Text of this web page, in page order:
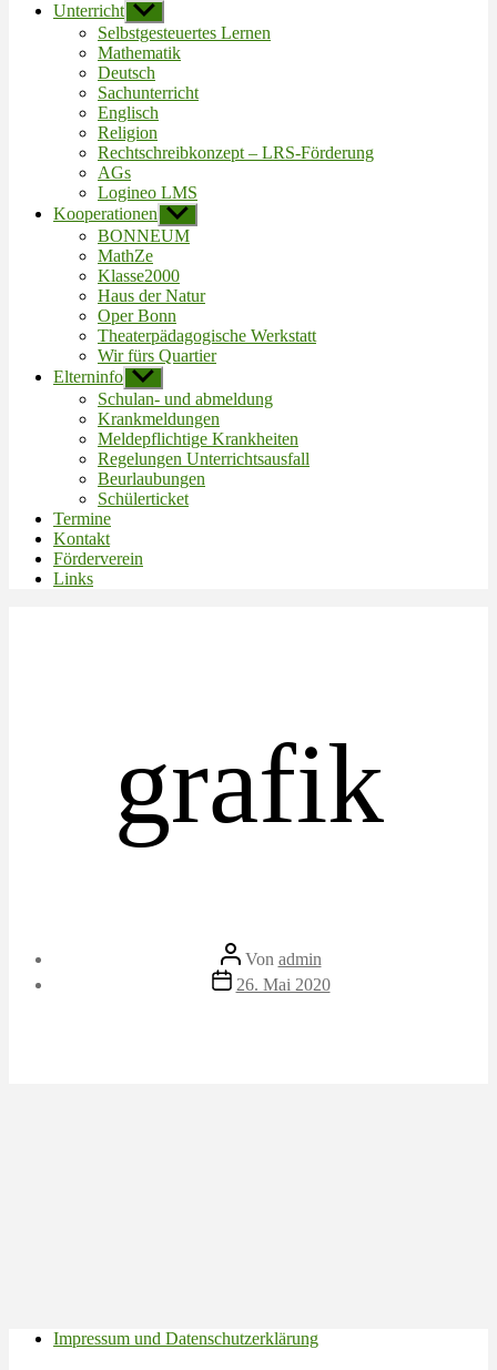
Unterricht Untermenü
anzeigen
Selbstgesteuertes Lernen
Mathematik
Deutsch
Sachunterricht
Englisch
Religion
Rechtschreibkonzept – LRS-Förderung
AGs
Logineo LMS
Kooperationen Untermenü
anzeigen
BONNEUM
MathZe
Klasse2000
Haus der Natur
Oper Bonn
Theaterpädagogische Werkstatt
Wir fürs Quartier
Elterninfo Untermenü
anzeigen
Schulan- und abmeldung
Krankmeldungen
Meldepflichtige Krankheiten
Regelungen Unterrichtsausfall
Beurlaubungen
Schülerticket
Termine
Kontakt
Förderverein
Links
grafik
Beitragsautor
Von admin
Veröffentlichungsdatum
26. Mai 2020
Impressum und Datenschutzerklärung